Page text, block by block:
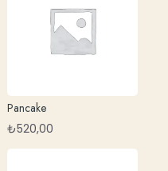
Pancake
₺520,00